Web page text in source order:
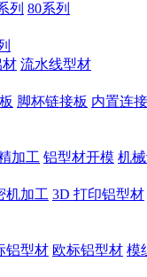
列 80系列
材 流水线型材
脚杯链接板 内置连
加工 铝型材开模 机
机加工 3D 打印铝型材
铝型材 欧标铝型材 模